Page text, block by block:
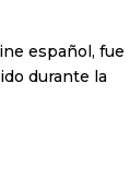
español, fue
durante la